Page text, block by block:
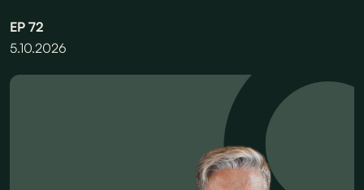
EP 72
5.10.2026